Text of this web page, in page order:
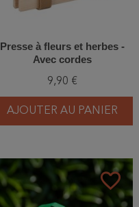
Presse à fleurs et herbes -
Avec cordes
9,90 €
AJOUTER AU PANIER
favorite_border